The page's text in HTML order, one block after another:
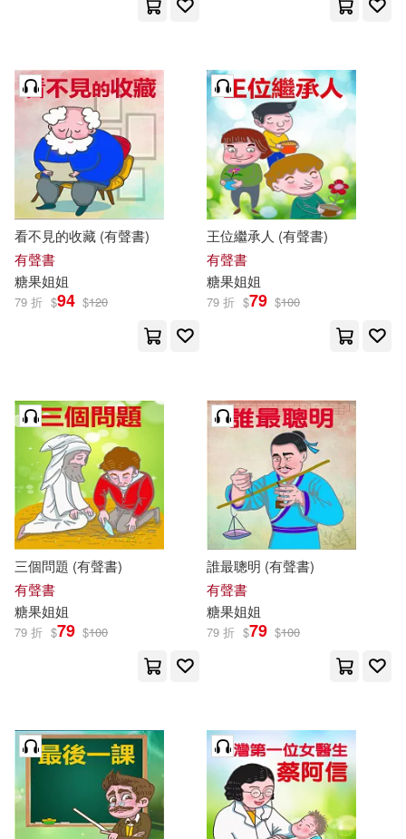
看不見的收藏 (有聲書)
有聲書
糖果姐姐
79 折 $94 $120
王位繼承人 (有聲書)
有聲書
糖果姐姐
79 折 $79 $100
三個問題 (有聲書)
有聲書
糖果姐姐
79 折 $79 $100
誰最聰明 (有聲書)
有聲書
糖果姐姐
79 折 $79 $100